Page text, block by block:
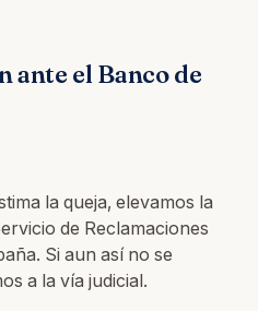
ante el Banco de
la queja, elevamos la
de Reclamaciones
Si aun así no se
a la vía judicial.